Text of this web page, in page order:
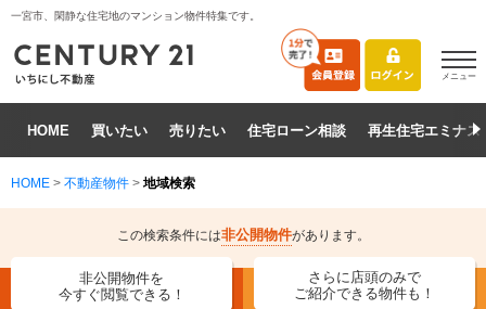
一宮市、閑静な住宅地のマンション物件特集です。
メニュー
HOME 買いたい 売りたい 住宅ローン相談 再生住宅エミナス
HOME > 不動産物件 > 地域検索
この検索条件には非公開物件があります。
非公開物件を
今すぐ閲覧できる！
さらに店頭のみで
ご紹介できる物件も！